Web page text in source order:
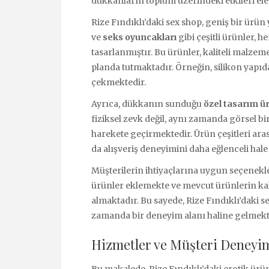
Rize Fındıklı’daki sex shop, geniş bir
ve seks oyuncakları gibi çeşitli ürünler,
tasarlanmıştır. Bu ürünler, kaliteli
planda tutmaktadır. Örneğin, silikon
çekmektedir.
Ayrıca, dükkanın sunduğu özel tasarım
fiziksel zevk değil, aynı zamanda görsel
harekete geçirmektedir. Ürün çeşitleri
da alışveriş deneyimini daha eğlenceli
Müşterilerin ihtiyaçlarına uygun
ürünler eklemekte ve mevcut ürünlerin
almaktadır. Bu sayede, Rize Fındıklı’daki
zamanda bir deneyim alanı haline
Hizmetler ve Müşteri